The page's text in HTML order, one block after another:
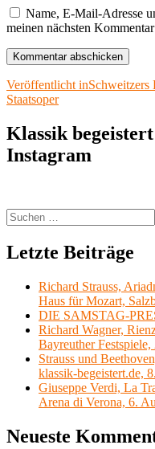
Name, E-Mail-Adresse
meinen nächsten
Veröffentlicht in
Staatsoper
Klassik
Instagram
Suchen
nach:
Letzte Beiträge
Richard Strauss,
Haus für Mozart,
DIE SAMSTAG-
Richard Wagner,
Bayreuther
Strauss und
klassik-begeistert.de,
Giuseppe Verdi, La
Arena di Verona, 6.
Neueste